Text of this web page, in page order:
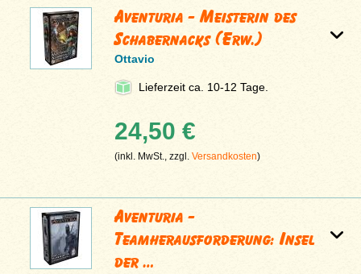
Aventuria - Meisterin des
Schabernacks (Erw.)
Ottavio
Lieferzeit ca. 10-12 Tage.
24,50 €
(inkl. MwSt., zzgl.Versandkosten)
Aventuria -
Teamherausforderung: Insel
der …